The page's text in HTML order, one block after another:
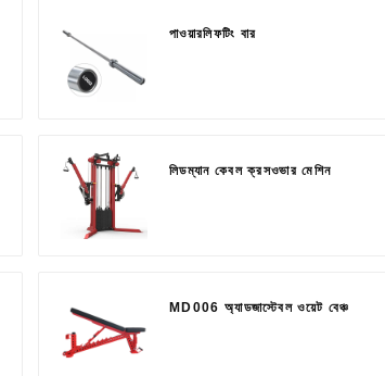
পাওয়ারলিফটিং বার
লিডম্যান কেবল ক্রসওভার মেশিন
MD006 অ্যাডজাস্টেবল ওয়েট বেঞ্চ